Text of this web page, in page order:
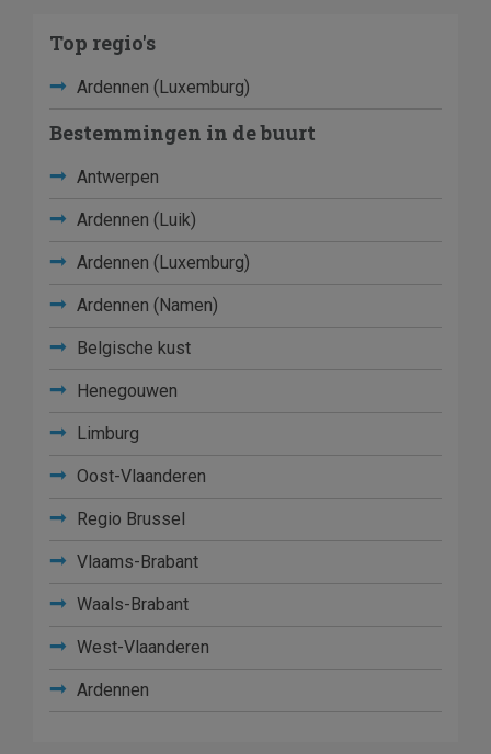
Top regio's
Ardennen (Luxemburg)
Bestemmingen in de buurt
Antwerpen
Ardennen (Luik)
Ardennen (Luxemburg)
Ardennen (Namen)
Belgische kust
Henegouwen
Limburg
Oost-Vlaanderen
Regio Brussel
Vlaams-Brabant
Waals-Brabant
West-Vlaanderen
Ardennen